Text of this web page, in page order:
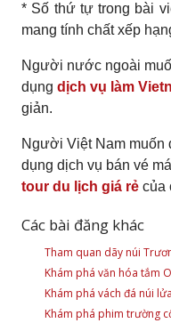
* Số thứ tự trong bài
mang tính chất xếp
Người nước ngoài
dụng dịch vụ làm
giản.
Người Việt Nam muốn
dụng dịch vụ bán vé
tour du lịch giá rẻ của
Các bài đăng khác
Tham quan dãy núi
Khám phá văn hóa tắm
Khám phá vách đá núi
Khám phá phim trường